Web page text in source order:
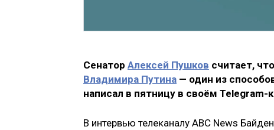
Сенатор Алексей Пушков считает,
Владимира Путина — один из
написал в пятницу в своём Telegram-
В интервью телеканалу ABC News